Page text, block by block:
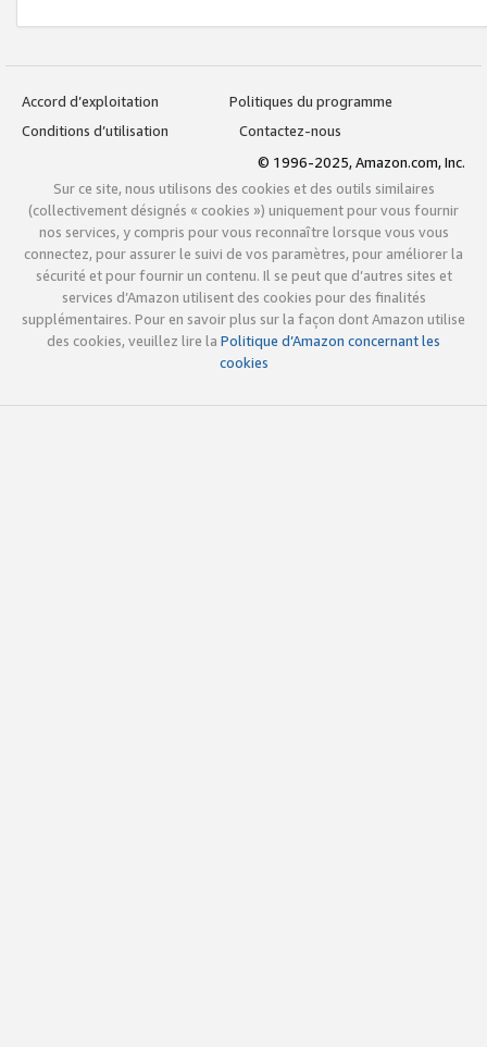
Accord d’exploitation
Politiques du programme
Conditions d’utilisation
Contactez-nous
© 1996-2025, Amazon.com, Inc.
Sur ce site, nous utilisons des cookies et des outils similaires
(collectivement désignés « cookies ») uniquement pour vous fournir
nos services, y compris pour vous reconnaître lorsque vous vous
connectez, pour assurer le suivi de vos paramètres, pour améliorer la
sécurité et pour fournir un contenu. Il se peut que d’autres sites et
services d’Amazon utilisent des cookies pour des finalités
supplémentaires. Pour en savoir plus sur la façon dont Amazon utilise
des cookies, veuillez lire la Politique d’Amazon concernant les
cookies